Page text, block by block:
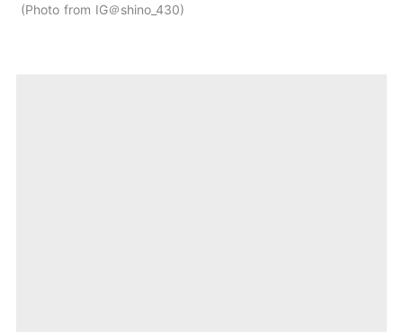
Photo from IG＠shino_430